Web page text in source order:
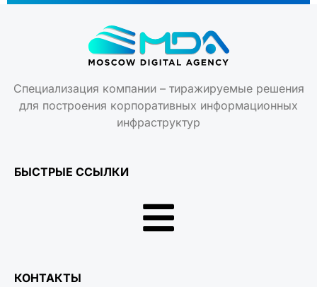
Специализация компании – тиражируемые решения
для построения корпоративных информационных
инфраструктур
БЫСТРЫЕ ССЫЛКИ
КОНТАКТЫ